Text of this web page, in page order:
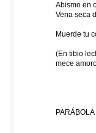
Abismo en
Vena seca
Muerde tu
(En tibio
mece